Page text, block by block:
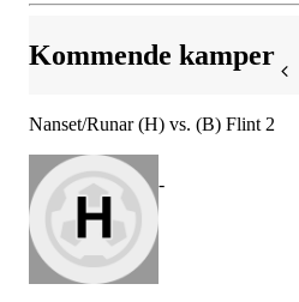
Kommende kamper
Nanset/Runar (H) vs. (B) Flint 2
-